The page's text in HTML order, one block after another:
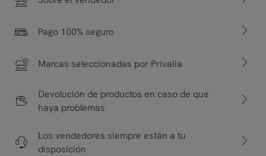
Pago 100% seguro
Marcas seleccionadas por Privalia
Devolución de productos en caso de que
haya problemas
Los vendedores siempre están a tu
disposición